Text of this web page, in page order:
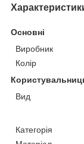
Основні
Виробник
Колір
Вид
Категорія